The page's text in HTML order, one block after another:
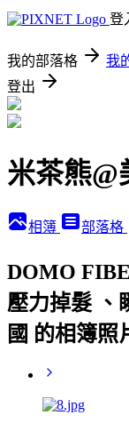
登
我的部落格 我
登出
米茶熊@
相簿 部落格
DOMO
壓力掉髮
國 的相簿照